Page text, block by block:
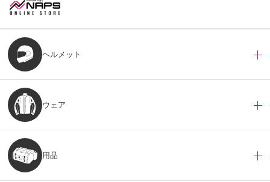
ヘルメット
ウェア
用品